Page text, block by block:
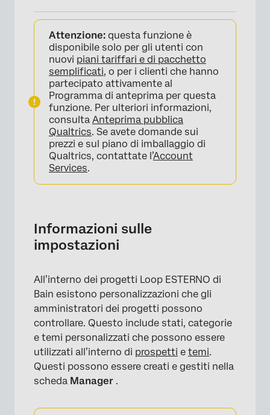
Informazioni sulle impostazioni
Stati
Categorie e argomenti
Attenzione: questa funzione è
disponibile solo per gli utenti con
nuovi piani tariffari e di pacchetto
semplificati, o per i clienti che hanno
partecipato attivamente al
Programma di anteprima per questa
funzione. Per ulteriori informazioni,
consulta Anteprima pubblica
Qualtrics. Se avete domande sui
prezzi e sul piano di imballaggio di
Qualtrics, contattate l’Account
Services.
Informazioni sulle
impostazioni
All’interno dei progetti Loop ESTERNO di
Bain esistono personalizzazioni che gli
amministratori dei progetti possono
controllare. Questo include stati, categorie
e temi personalizzati che possono essere
utilizzati all’interno di prospetti e temi.
Questi possono essere creati e gestiti nella
scheda Manager .